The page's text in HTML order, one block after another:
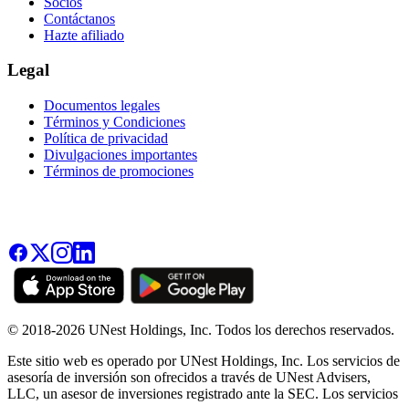
Contáctanos
Hazte afiliado
Legal
Documentos legales
Términos y Condiciones
Política de privacidad
Divulgaciones importantes
Términos de promociones
© 2018-2026 UNest Holdings, Inc. Todos los derechos reservados.
Este sitio web es operado por UNest Holdings, Inc. Los servicios de
asesoría de inversión son ofrecidos a través de UNest Advisers,
LLC, un asesor de inversiones registrado ante la SEC. Los servicios